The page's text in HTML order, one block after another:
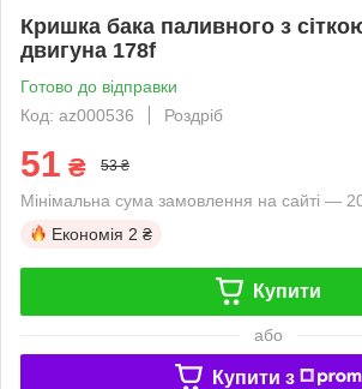
Кришка бака паливного з
двигуна 178f
Готово до відправки
Код: az000536
Роздріб
51 ₴ 53 ₴
Мінімальна сума замовлення на сайті —
Економія 2 ₴
Купити
або
Купити з